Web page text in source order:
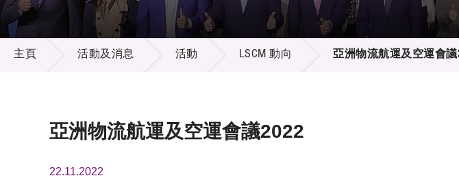
招標通告
徵求研發項目計劃書
項目資料庫
資訊中心
多媒體
出版刊物
活動及消息
主頁 活動及消息 活動 LSCM 動向 亞洲物流航運及空運會議
亞洲物流航運及空運會議2022
22.11.2022